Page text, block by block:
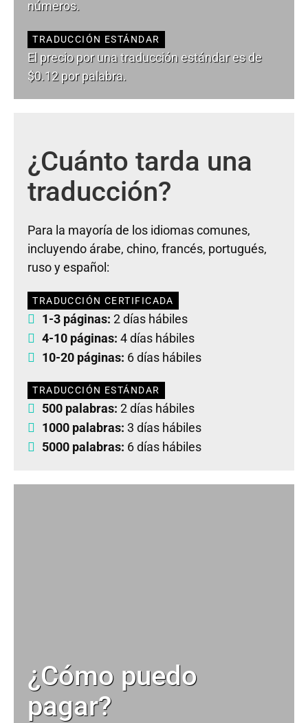
números.
TRADUCCIÓN ESTÁNDAR
El precio por una traducción estándar es de
$0.12 por palabra.
¿Cuánto tarda una
traducción?
Para la mayoría de los idiomas comunes,
incluyendo árabe, chino, francés, portugués,
ruso y español:
TRADUCCIÓN CERTIFICADA
1-3 páginas: 2 días hábiles
4-10 páginas: 4 días hábiles
10-20 páginas: 6 días hábiles
TRADUCCIÓN ESTÁNDAR
500 palabras: 2 días hábiles
1000 palabras: 3 días hábiles
5000 palabras: 6 días hábiles
¿Cómo puedo
pagar?